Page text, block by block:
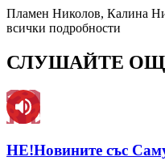
Пламен Николов, Калина
всички подробности
СЛУШАЙТЕ
НЕ!Новините със